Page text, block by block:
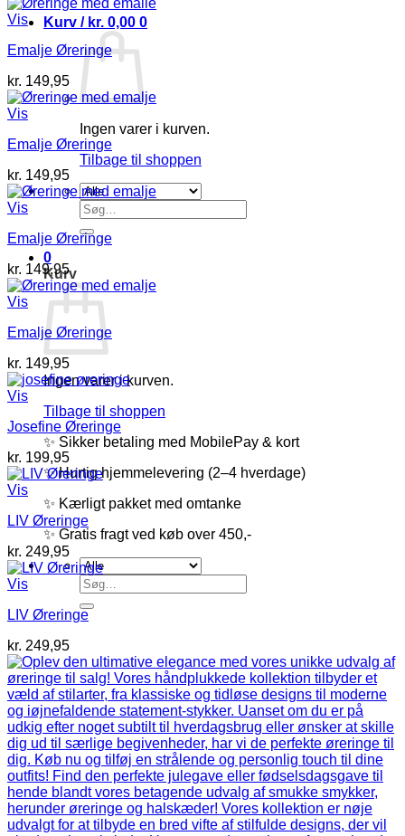
Kurv / kr. 0,00 0
Ingen varer i kurven.
Tilbage til shoppen
Søg
efter:
0
Kurv
Ingen varer i kurven.
Tilbage til shoppen
✨ Sikker betaling med MobilePay & kort
✨ Hurtig hjemmelevering (2–4 hverdage)
✨ Kærligt pakket med omtanke
✨ Gratis fragt ved køb over 450,-
Søg
efter:
Vis
Emalje Øreringe
kr. 149,95
Vis
Emalje Øreringe
kr. 149,95
Vis
Emalje Øreringe
kr. 149,95
Vis
Emalje Øreringe
kr. 149,95
Vis
Josefine Øreringe
kr. 199,95
Vis
LIV Øreringe
kr. 249,95
Vis
LIV Øreringe
kr. 249,95